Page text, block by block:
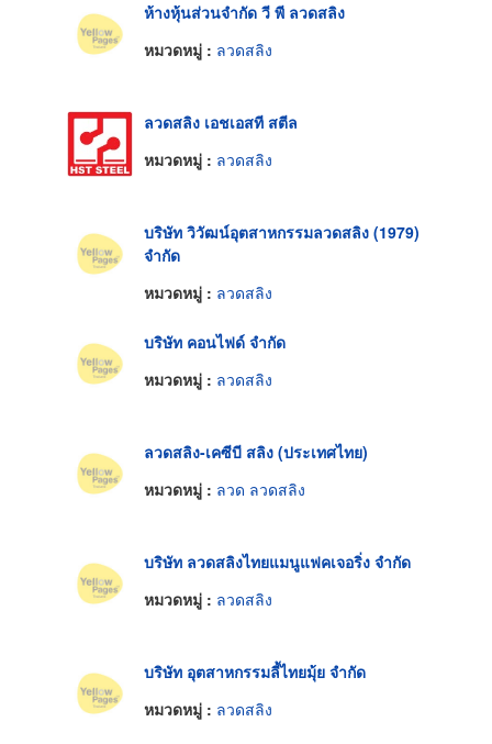
ห้างหุ้นส่วนจำกัด วี พี ลวดสลิง
หมวดหมู่ : ลวดสลิง
ลวดสลิง เอชเอสที สตีล
หมวดหมู่ : ลวดสลิง
บริษัท วิวัฒน์อุตสาหกรรมลวดสลิง (1979)
จำกัด
หมวดหมู่ : ลวดสลิง
บริษัท คอนไฟด์ จำกัด
หมวดหมู่ : ลวดสลิง
ลวดสลิง-เคซีบี สลิง (ประเทศไทย)
หมวดหมู่ : ลวด ลวดสลิง
บริษัท ลวดสลิงไทยแมนูแฟคเจอริ่ง จำกัด
หมวดหมู่ : ลวดสลิง
บริษัท อุตสาหกรรมลี้ไทยมุ้ย จำกัด
หมวดหมู่ : ลวดสลิง